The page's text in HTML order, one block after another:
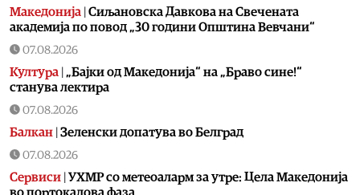
Македонија Сиљановска Давкова на Свечената
академија по повод „30 години Општина Вевчани“
07.08.2026
Култура „Бајки од Македонија“ на „Браво сине!“
станува лектира
07.08.2026
Балкан Зеленски допатува во Белград
07.08.2026
Сервиси УХМР со метеоаларм за утре: Цела Македонија